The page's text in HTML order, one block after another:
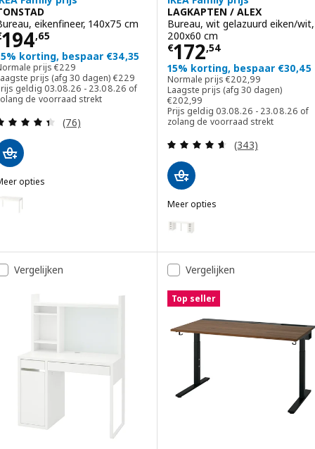
eikenfineer, 140x75 cm
194,65
€ 194,65
korting, bespaar €34,35
prijs€229
Normale prijs € 229
prijs (afg 30 dagen)€229
Laagste prijs (afg 30 dagen) € 229
geldig 03.08.26 - 23.08.26 of
de voorraad strekt
Beoordeling: 4.4 van 5 sterren. Totaal
(76)
opties
TONSTAD, Bureau, ecru, 140x75 cm
TONSTAD, Bureau, bruin gebeitst eiken fineer, 140x75 cm
LAGKAPTEN / ALEX
Bureau, wit gelazuurd eiken/wit,
200x60 cm
€172,54
Prijs € 172,54
15% korting, bespaar €30,45
Normale prijs€202,99
Normale prijs €
Laagste prijs (afg 30 dagen)
€202,99
Prijs geldig 03.08.26 - 23.08.26 of
zolang de voorraad strekt
Beoordeling:
(343)
Meer opties
Optie: LAGKAPTEN / ALEX,
Vergelijken Vergelijken
Top seller